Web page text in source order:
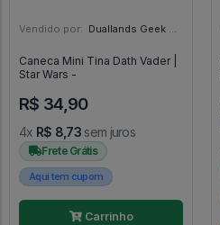
Vendido por: Duallands Geek Store - RS
Caneca Mini Tina Dath Vader |
Star Wars -
R$ 34,90
4x R$ 8,73 sem juros
Frete Grátis
Aqui tem cupom
Carrinho